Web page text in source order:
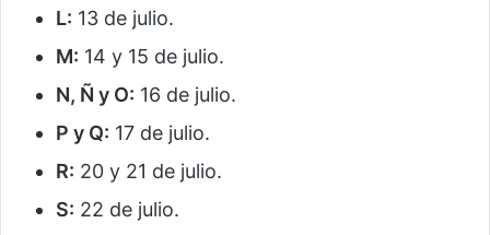
L: 13 de julio.
M: 14 y 15 de julio.
N, Ñ y O: 16 de julio.
P y Q: 17 de julio.
R: 20 y 21 de julio.
S: 22 de julio.